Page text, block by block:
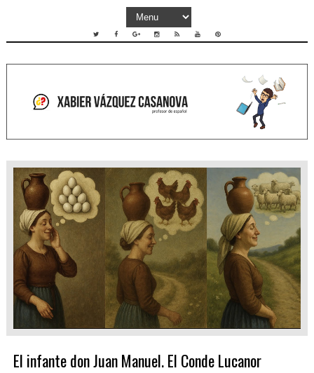
El infante don Juan Manuel. El Conde Lucanor